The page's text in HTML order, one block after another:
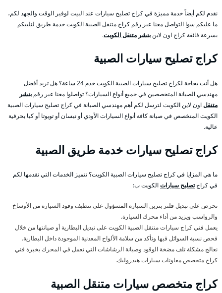
نقدم لكم أيضاً خدمة مميزة في كراج تصليح سيارات عند البيت لوفير الوقت والجهد لكم،
ما عليكم سوا التواصل معنا عبر رقم كراج متنقل الصبية الكويت خدمة طريق لنلبيكم
بسرعة فائقة كراج اون لاينبنشر متنقل الكويت.
كراج تصليح سيارات الصبية
هل أنت بحاجة لكراج تصليح سيارات الصبية الكويت خدم 24 ساعة؟ هل تريد أفضل
مهندسي الصيانة المتخصصين في جميع أنواع السيارات؟ تواصلوا معنا عبر رقم بنشر
متنقلاون لاين الكويت لترسل لكم أهم مهندسي الصيانة في كراج تصليح سيارات الصبية
الكويت المتخصص في صيانة كافة أنواع السيارات الأودي أو نيسان أو تويوتا أو كيا بحرفية
عالية.
كراج تصليح سيارات خدمة طريق الصبية
ما هي المزايا في كراج تصليح سيارات الصبية الكويت؟ تتميز الخدمات التي نقدمها لكم
في كراجتصليح سياراتالكويت ب:
نحرص على تبديل فلتر بنزين السيارة المسؤول على تنظيف وقود السيارة من الأوساخ
والرواسب ويزيد من أداء محرك السيارة.
يعمل فني كراج سيارات متنقل الصبية الكويت على تبديل البطارية أو صيانتها من خلال
فحص نسبة السوائل فيها وتأكد من سلامة الألواح المعدنية الموجودة داخل البطارية.
نعالج مشكلة تلف مضخة الوقود وصيانة الرشاشات التي تعمل في المحرك بخبرة فني
كراج متخصص معاونات سيارات هيدروليك.
كراج متخصص سيارات متنقل الصبية